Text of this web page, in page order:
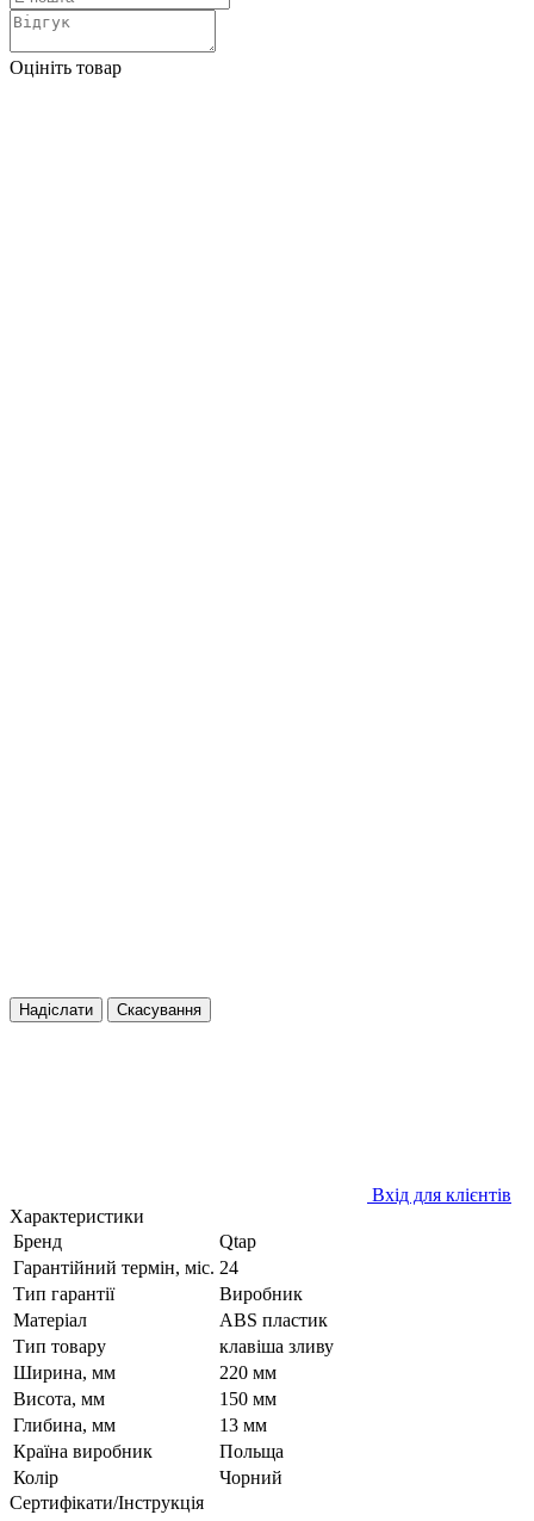
Оцініть товар
Надіслати Скасування
Вхід для клієнтів
Характеристики
Бренд
Qtap
Гарантійний термін, міс. 24
Тип гарантії
Виробник
Матеріал
ABS пластик
Тип товару
клавіша зливу
Ширина, мм
220 мм
Висота, мм
150 мм
Глибина, мм
13 мм
Країна виробник
Польща
Колір
Чорний
Сертифікати/Інструкція